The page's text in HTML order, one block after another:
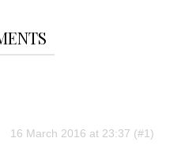
16 March 2016 at 23:37